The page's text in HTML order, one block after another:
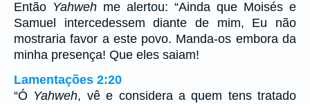
Então Yahweh me alertou: “Ainda que Moisés e
Samuel intercedessem diante de mim, Eu não
mostraria favor a este povo. Manda-os embora da
minha presença! Que eles saiam!
Lamentações 2:20
“Ó Yahweh, vê e considera a quem tens tratado